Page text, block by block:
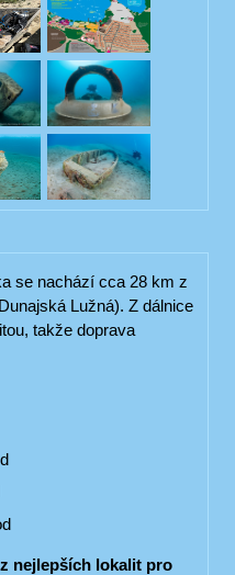
se nachází cca 28 km z
Lužná). Z dálnice
takže doprava
nejlepších lokalit pro